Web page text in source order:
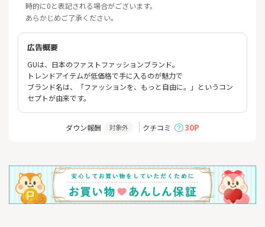
時的に0と表記される場合がございます。
あらかじめご了承ください。
広告概要
GUは、日本のファストファッションブランド。
トレンドアイテムが低価格で手に入るのが魅力で
ブランド名は、「ファッションを、もっと自由に。」というコン
セプトが由来です。
ダウン報酬 対象外 クチコミ 30P